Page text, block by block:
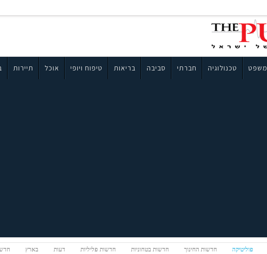
משפט טכנולוגיה חברתי סביבה בריאות טיפוח ויופי אוכל תיירות
פוליטיקה חדשות החינוך חדשות בטחוניות חדשות פליליות דעות בארץ